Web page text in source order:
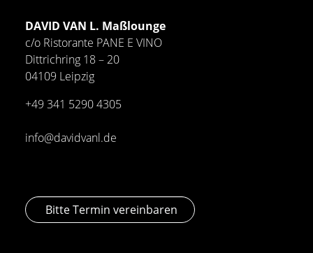
DAVID VAN L. Maßlounge
c/o Ristorante PANE E VINO
Dittrichring 18 – 20
04109 Leipzig
+49 341 5290 4305
info@davidvanl.de
Bitte Termin vereinbaren